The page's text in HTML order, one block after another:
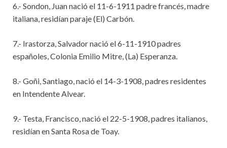
6.- Sondon, Juan nació el 11-6-1911 padre francés, madre
italiana, residían paraje (El) Carbón.
7.- Irastorza, Salvador nació el 6-11-1910 padres
españoles, Colonia Emilio Mitre, (La) Esperanza.
8.- Goñi, Santiago, nació el 14-3-1908, padres residentes
en Intendente Alvear.
9.- Testa, Francisco, nació el 22-5-1908, padres italianos,
residían en Santa Rosa de Toay.